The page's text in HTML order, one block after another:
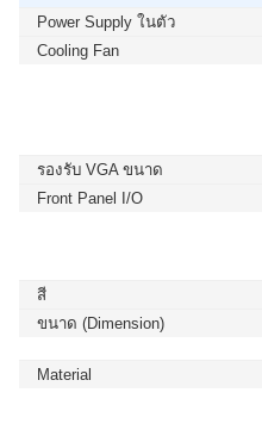
Power Supply ในตัว
Cooling Fan
รองรับ VGA ขนาด
Front Panel I/O
สี
ขนาด (Dimension)
Material